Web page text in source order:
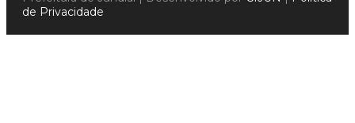
de Privacidade